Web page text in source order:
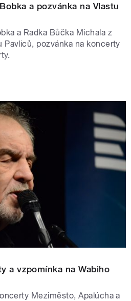
a pozvánka na Vlastu
a Radka Bůčka Michala z
Pavliců, pozvánka na koncerty
a vzpomínka na Wabiho
Meziměsto, Apalúcha a